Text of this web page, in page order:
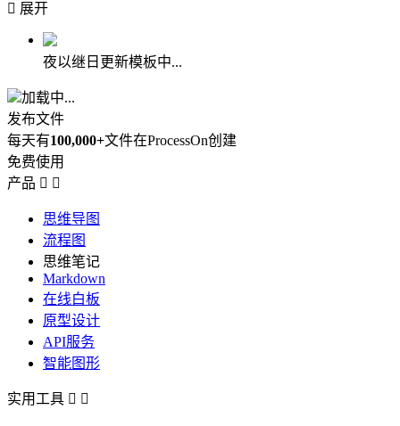
 展开
夜以继日更新模板中...
加载中...
发布文件
每天有100,000+文件在ProcessOn创建
免费使用
产品  
思维导图
流程图
思维笔记
Markdown
在线白板
原型设计
API服务
智能图形
实用工具  